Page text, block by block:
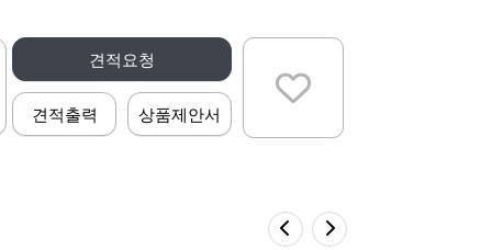
견적요청
견적출력 상품제안서